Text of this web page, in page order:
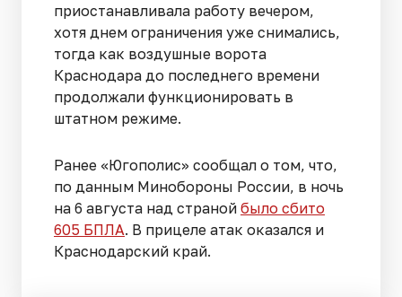
приостанавливала работу вечером,
хотя днем ограничения уже снимались,
тогда как воздушные ворота
Краснодара до последнего времени
продолжали функционировать в
штатном режиме.
Ранее «Югополис» сообщал о том, что,
по данным Минобороны России, в ночь
на 6 августа над страной было сбито
605 БПЛА. В прицеле атак оказался и
Краснодарский край.